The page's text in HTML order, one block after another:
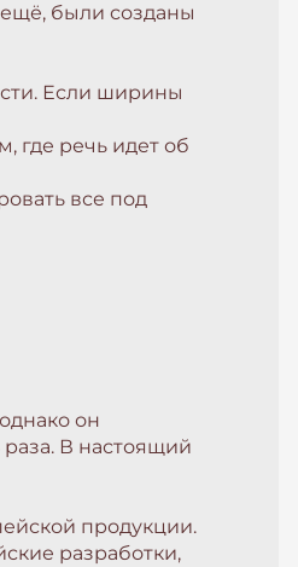
были созданы
Если ширины
где речь идет об
все под
он
В настоящий
продукции.
разработки,